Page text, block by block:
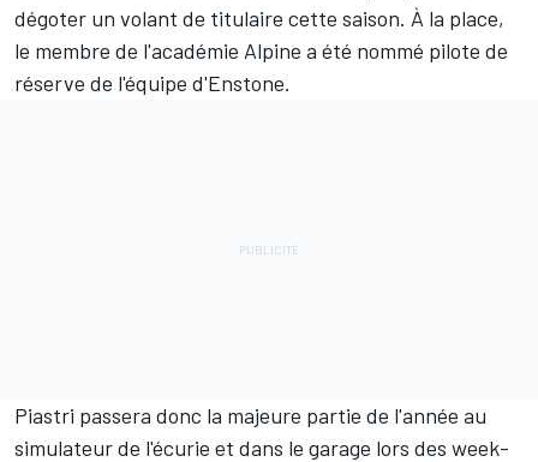
dégoter un volant de titulaire cette saison. À la place,
le membre de l'académie Alpine a été nommé pilote de
réserve de l'équipe d'Enstone.
Piastri passera donc la majeure partie de l'année au
simulateur de l'écurie et dans le garage lors des week-